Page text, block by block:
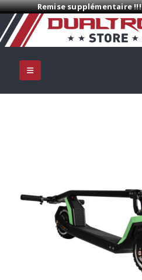
Remise supplémentaire !!!